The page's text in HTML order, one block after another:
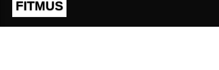
FITMUS